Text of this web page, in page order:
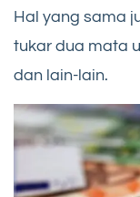
Hal yang sama
tukar dua mata
dan lain-lain.